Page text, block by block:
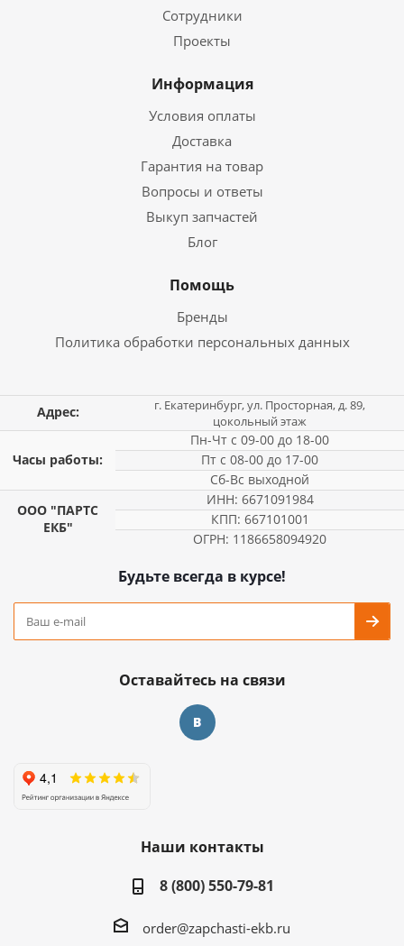
Сотрудники
Проекты
Информация
Условия оплаты
Доставка
Гарантия на товар
Вопросы и ответы
Выкуп запчастей
Блог
Помощь
Бренды
Политика обработки персональных данных
Адрес:
г. Екатеринбург, ул. Просторная, д. 89,
цокольный этаж
Часы работы:
Пн-Чт с 09-00 до 18-00
Пт с 08-00 до 17-00
Сб-Вс выходной
ООО "ПАРТС
ЕКБ"
ИНН: 6671091984
КПП: 667101001
ОГРН: 1186658094920
Будьте всегда в курсе!
Оставайтесь на связи
Наши контакты
8 (800) 550-79-81
order@zapchasti-ekb.ru